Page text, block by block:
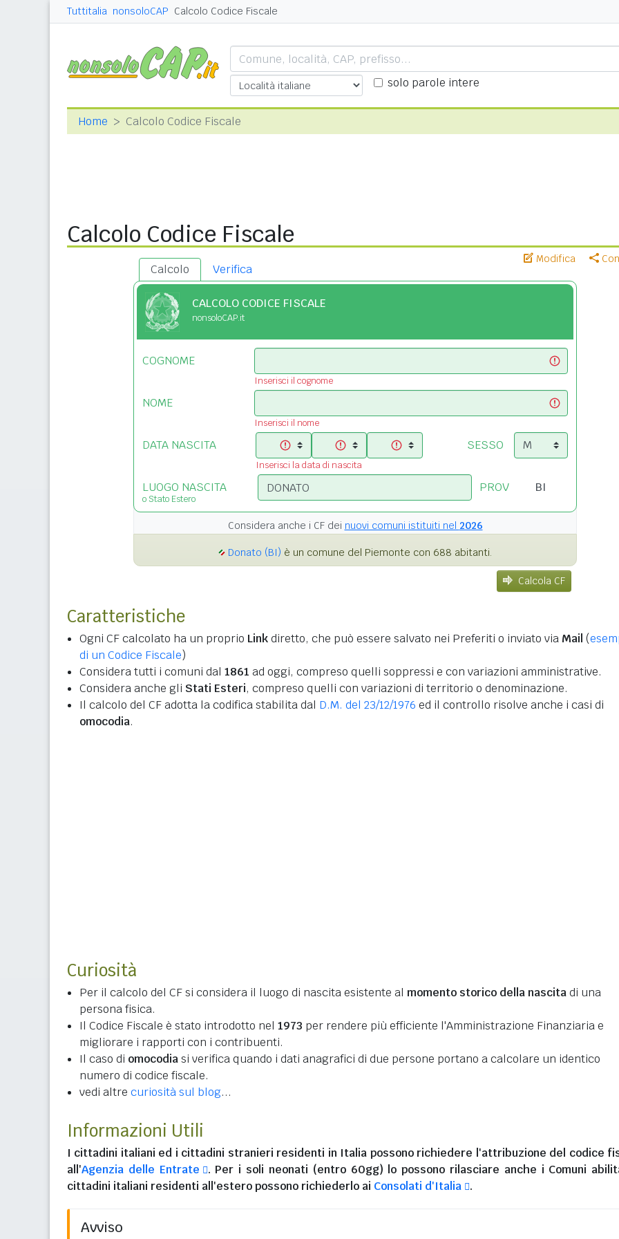
Tuttitalia nonsoloCAP Calcolo Codice Fiscale
solo parole intere
Home Calcolo Codice Fiscale
Calcolo Codice Fiscale
Modifica
Calcolo Verifica
CALCOLO CODICE FISCALE
nonsoloCAP.it
COGNOME
Inserisci il cognome
NOME
Inserisci il nome
DATA NASCITA
Inserisci la data di nascita
SESSO
LUOGO NASCITA
o Stato Estero
PROV
Considera anche i CF dei nuovi comuni istituiti nel 2026
Donato (BI) è un comune del Piemonte con 688 abitanti.
Calcola CF
Caratteristiche
Ogni CF calcolato ha un proprio Linkdiretto, che può essere salvato nei Preferiti o inviato via Mail (
di un Codice Fiscale)
Considera tutti i comuni dal 1861 ad oggi, compreso quelli soppressi e con variazioni amministrative.
Considera anche gli Stati Esteri, compreso quelli con variazioni di territorio o denominazione.
Il calcolo del CF adotta la codifica stabilita dal D.M. del 23/12/1976 ed il controllo risolve anche i casi di
omocodia.
Curiosità
Per il calcolo del CF si considera il luogo di nascita esistente al momento storico della nascitadi una
persona fisica.
Il Codice Fiscale è stato introdotto nel 1973 per rendere più efficiente l'Amministrazione Finanziaria e
migliorare i rapporti con i contribuenti.
Il caso di omocodiasi verifica quando i dati anagrafici di due persone portano a calcolare un identico
numero di codice fiscale.
vedi altre curiosità sul blog...
Informazioni Utili
I cittadini italiani ed i cittadini stranieri residenti in Italia possono richiedere l'attribuzione del codice
all'Agenzia delle Entrate
. Per i soli neonati (entro 60gg) lo possono rilasciare anche i Comuni
cittadini italiani residenti all'esteropossono richiederlo ai Consolati d'Italia .
Avviso